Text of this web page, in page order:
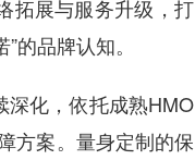
拓展与服务升级，打
的品牌认知。
化，依托成熟HMO
方案。量身定制的保